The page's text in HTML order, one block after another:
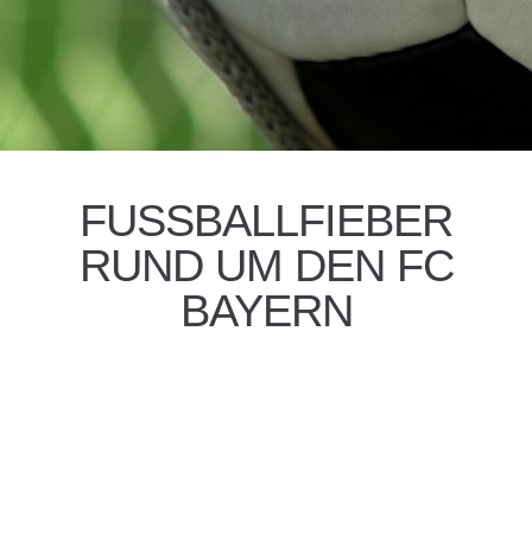
FUSSBALLFIEBER
RUND UM DEN FC
BAYERN